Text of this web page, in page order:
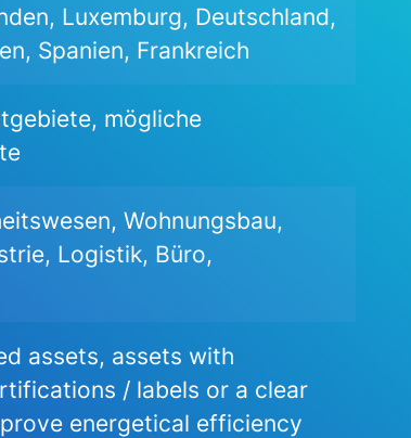
Luxemburg, Deutschland,
Spanien, Frankreich
mögliche
Wohnungsbau,
Logistik, Büro,
assets, assets with
/ labels or a clear
energetical efficiency